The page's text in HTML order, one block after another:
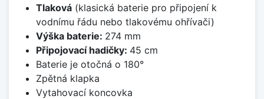
Tlaková(klasická baterie pro připojení k
vodnímu řádu nebo tlakovému ohřívači)
Výška baterie: 274 mm
Připojovací hadičky: 45 cm
Baterie je otočná o 180°
Zpětná klapka
Vytahovací koncovka